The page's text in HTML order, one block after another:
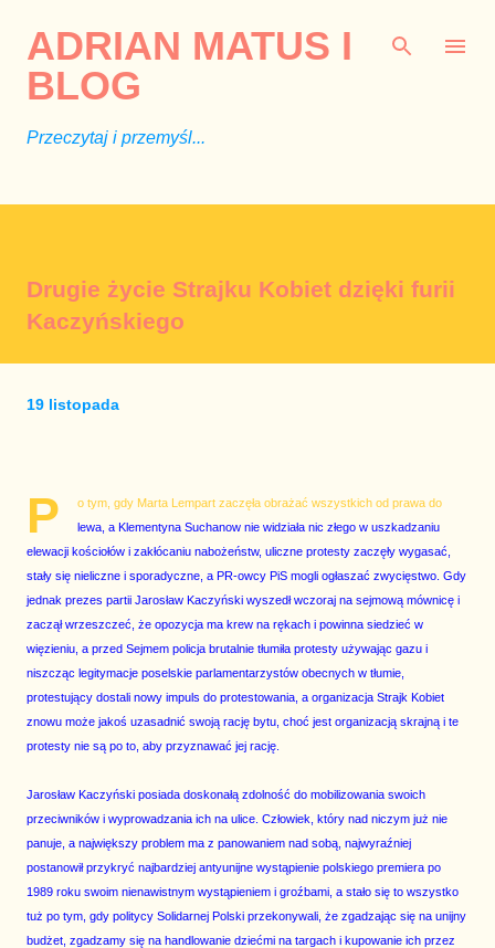
ADRIAN MATUS I
BLOG
Przeczytaj i przemyśl...
Drugie życie Strajku Kobiet dzięki furii
Kaczyńskiego
19 listopada
P
o tym, gdy Marta Lempart zaczęła obrażać wszystkich od prawa do
lewa, a Klementyna Suchanow nie widziała nic złego w uszkadzaniu
elewacji kościołów i zakłócaniu nabożeństw, uliczne protesty zaczęły wygasać,
stały się nieliczne i sporadyczne, a PR-owcy PiS mogli ogłaszać zwycięstwo. Gdy
jednak prezes partii Jarosław Kaczyński wyszedł wczoraj na sejmową mównicę i
zaczął wrzeszczeć, że opozycja ma krew na rękach i powinna siedzieć w
więzieniu, a przed Sejmem policja brutalnie tłumiła protesty używając gazu i
niszcząc legitymacje poselskie parlamentarzystów obecnych w tłumie,
protestujący dostali nowy impuls do protestowania, a organizacja Strajk Kobiet
znowu może jakoś uzasadnić swoją rację bytu, choć jest organizacją skrajną i te
protesty nie są po to, aby przyznawać jej rację.
Jarosław Kaczyński posiada doskonałą zdolność do mobilizowania swoich
przeciwników i wyprowadzania ich na ulice. Człowiek, który nad niczym już nie
panuje, a największy problem ma z panowaniem nad sobą, najwyraźniej
postanowił przykryć najbardziej antyunijne wystąpienie polskiego premiera po
1989 roku swoim nienawistnym wystąpieniem i groźbami, a stało się to wszystko
tuż po tym, gdy politycy Solidarnej Polski przekonywali, że zgadzając się na unijny
budżet, zgadzamy się na handlowanie dziećmi na targach i kupowanie ich przez